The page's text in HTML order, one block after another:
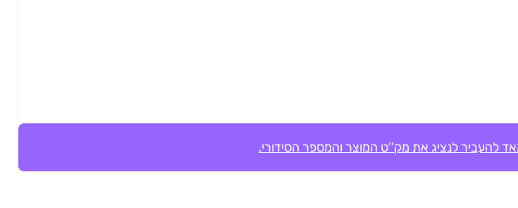
להעביר לנציג את מק''ט המוצר והמספר הסידורי.